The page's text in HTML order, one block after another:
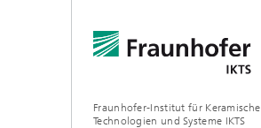
Fraunhofer-Institut für Keramische
Technologien und Systeme IKTS